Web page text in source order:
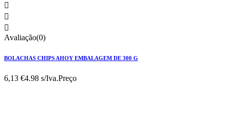



Avaliação(0)
BOLACHAS CHIPS AHOY EMBALAGEM DE 300 G
6,13 €4.98 s/Iva.Preço